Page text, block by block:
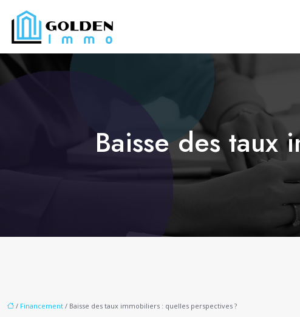
Baisse des taux
/ Financement / Baisse des taux immobiliers : quelles perspectives ?